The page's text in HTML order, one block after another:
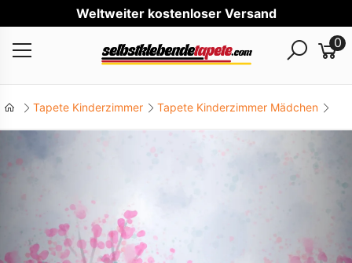
Welt
0
Tapete Kinderzimmer Tapete Kinderzimmer Mädchen